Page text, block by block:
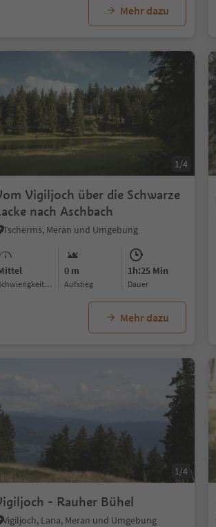
Mehr dazu
1/4
Vigiljoch über die Schwarze
nach Aschbach
Tscherms, Meran und Umgebung
Schwierigkeitsgrad
0 m
Aufstieg
1h:25 Min
Dauer
Mehr dazu
5 1/4
- Rauher Bühel
Vigiljoch, Lana, Meran und Umgebung